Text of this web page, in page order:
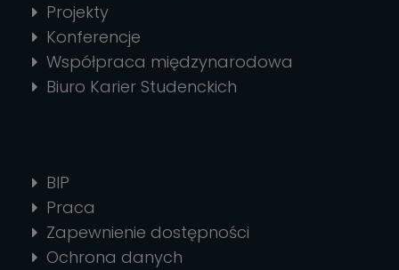
Projekty
Konferencje
Współpraca międzynarodowa
Biuro Karier Studenckich
BIP
Praca
Zapewnienie dostępności
Ochrona danych